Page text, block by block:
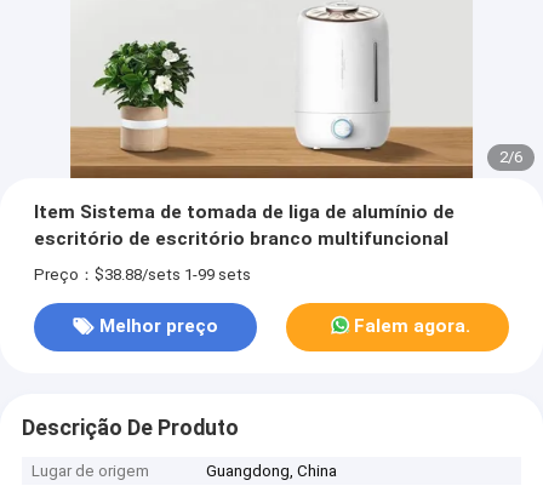
3/6
Item Sistema de tomada de liga de alumínio de
escritório de escritório branco multifuncional
Preço：$38.88/sets 1-99 sets
Melhor preço Falem agora.
Descrição De Produto
Lugar de origem
Guangdong, China